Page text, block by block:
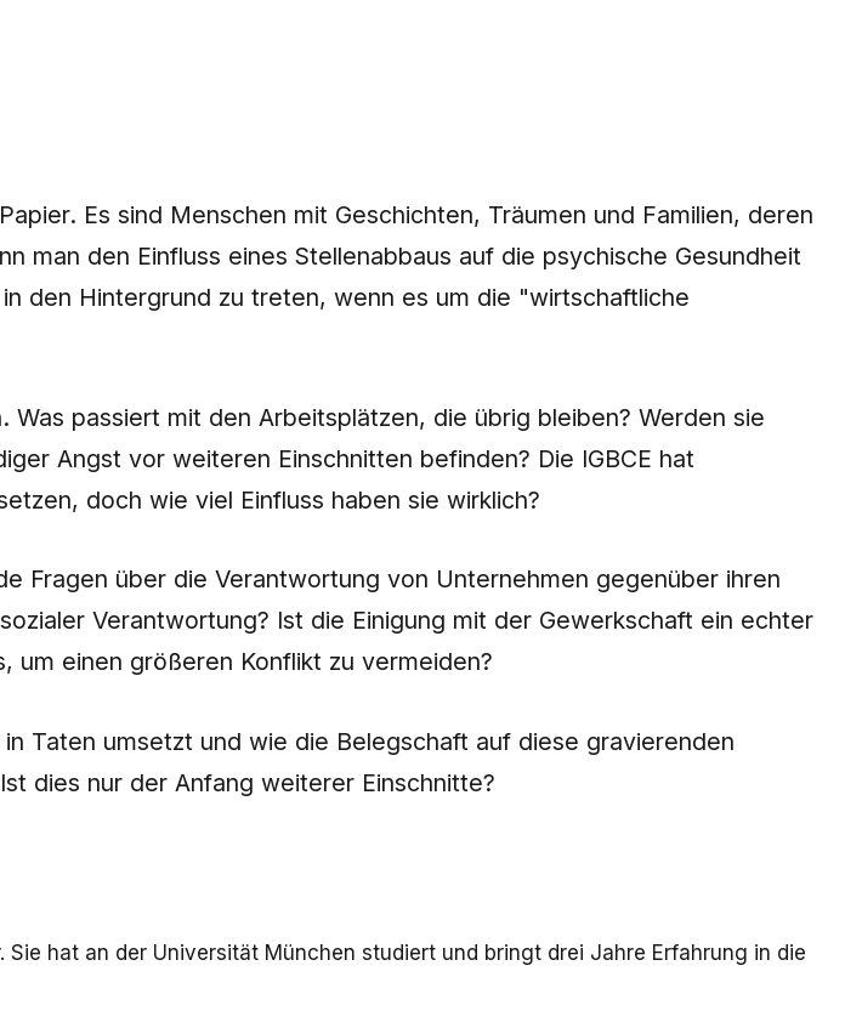
Es sind Menschen mit Geschichten, Träumen und Familien, deren
man den Einfluss eines Stellenabbaus auf die psychische Gesundheit
den Hintergrund zu treten, wenn es um die "wirtschaftliche
passiert mit den Arbeitsplätzen, die übrig bleiben? Werden sie
Angst vor weiteren Einschnitten befinden? Die IGBCE hat
doch wie viel Einfluss haben sie wirklich?
Fragen über die Verantwortung von Unternehmen gegenüber ihren
Verantwortung? Ist die Einigung mit der Gewerkschaft ein echter
um einen größeren Konflikt zu vermeiden?
Taten umsetzt und wie die Belegschaft auf diese gravierenden
dies nur der Anfang weiterer Einschnitte?
hat an der Universität München studiert und bringt drei Jahre Erfahrung in die